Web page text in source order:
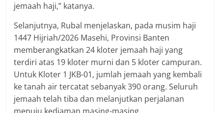
jemaah haji,” katanya.
Selanjutnya, Rubal menjelaskan, pada musim haji
1447 Hijriah/2026 Masehi, Provinsi Banten
memberangkatkan 24 kloter jemaah haji yang
terdiri atas 19 kloter murni dan 5 kloter campuran.
Untuk Kloter 1 JKB-01, jumlah jemaah yang kembali
ke tanah air tercatat sebanyak 390 orang. Seluruh
jemaah telah tiba dan melanjutkan perjalanan